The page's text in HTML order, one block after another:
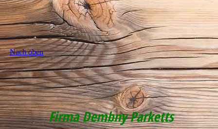
Nach oben
Firma Dembny Parketts